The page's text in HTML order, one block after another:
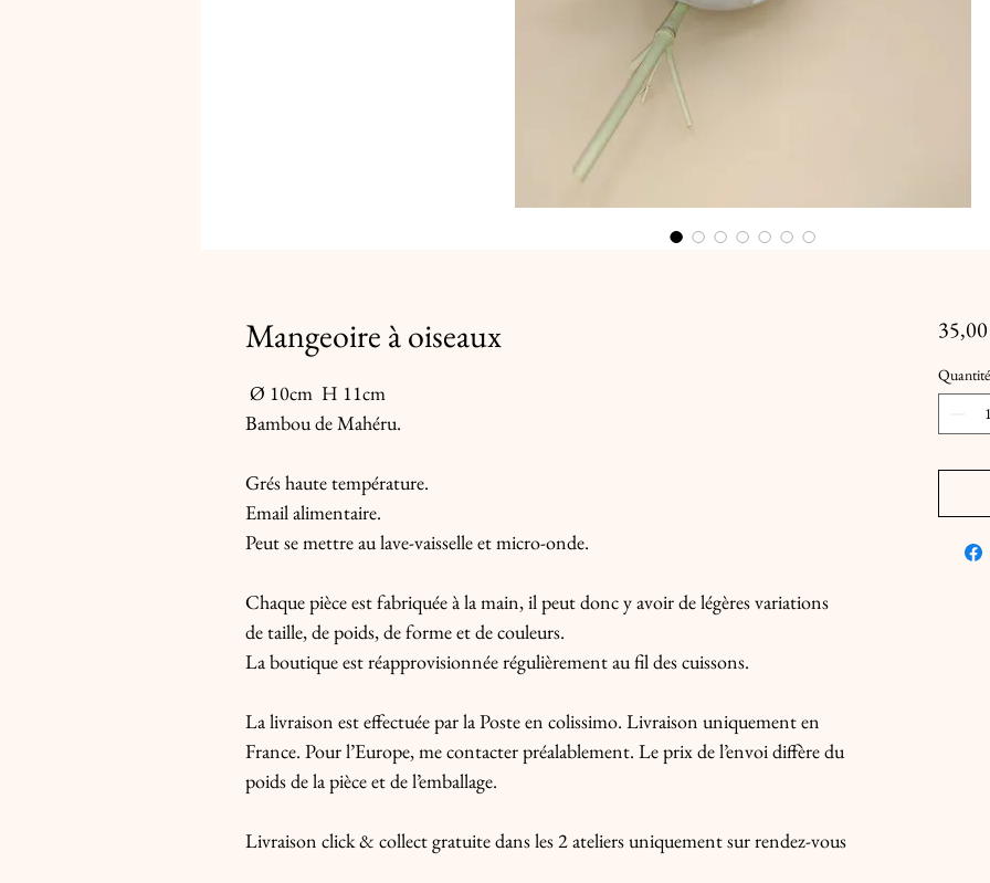
Mangeoire à oiseaux
Ø 10cm H 11cm
Bambou de Mahéru.
Grés haute température.
Email alimentaire.
Peut se mettre au lave-vaisselle et micro-onde.
Chaque pièce est fabriquée à la main, il peut donc y avoir de légères variations
de taille, de poids, de forme et de couleurs.
La boutique est réapprovisionnée régulièrement au fil des cuissons.
La livraison est effectuée par la Poste en colissimo. Livraison uniquement en
France. Pour l’Europe, me contacter préalablement. Le prix de l’envoi diffère du
poids de la pièce et de l’emballage.
Livraison click & collect gratuite dans les 2 ateliers uniquement sur rendez-vous
Quantité